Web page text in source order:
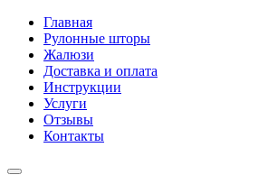
Главная
Рулонные шторы
Жалюзи
Доставка и оплата
Инструкции
Услуги
Отзывы
Контакты